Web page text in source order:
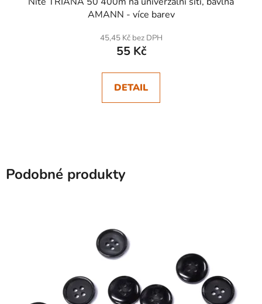
AMANN - více barev
45,45 Kč bez DPH
55 Kč
DETAIL
Podobné produkty